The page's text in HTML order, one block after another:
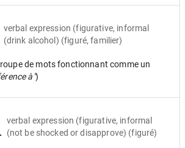
verbal expression (figurative, informal
(drink alcohol) (figuré, familier)
de mots fonctionnant comme un
à")
verbal expression (figurative, informal
(not be shocked or disapprove) (figuré)